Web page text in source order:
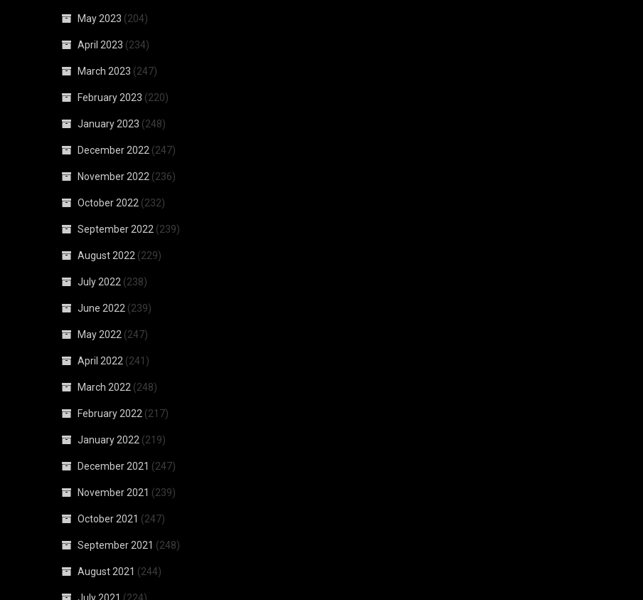
May 2023 (204)
April 2023 (234)
March 2023 (247)
February 2023 (220)
January 2023 (248)
December 2022 (247)
November 2022 (236)
October 2022 (232)
September 2022 (239)
August 2022 (229)
July 2022 (238)
June 2022 (239)
May 2022 (247)
April 2022 (241)
March 2022 (248)
February 2022 (217)
January 2022 (219)
December 2021 (247)
November 2021 (239)
October 2021 (247)
September 2021 (248)
August 2021 (244)
July 2021 (224)